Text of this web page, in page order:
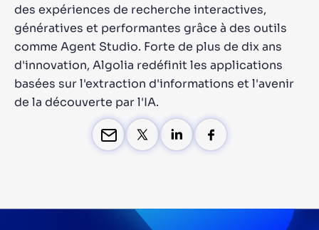
des expériences de recherche interactives,
génératives et performantes grâce à des outils
comme Agent Studio. Forte de plus de dix ans
d'innovation, Algolia redéfinit les applications
basées sur l'extraction d'informations et l'avenir
de la découverte par l'IA.